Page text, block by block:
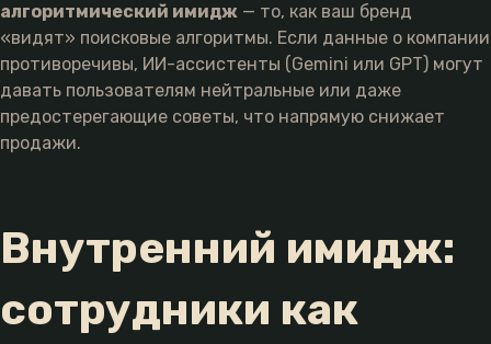
алгоритмический имидж — то, как ваш бренд
«видят» поисковые алгоритмы. Если данные о компании
противоречивы, ИИ-ассистенты (Gemini или GPT) могут
давать пользователям нейтральные или даже
предостерегающие советы, что напрямую снижает
продажи.
Внутренний имидж:
сотрудники как